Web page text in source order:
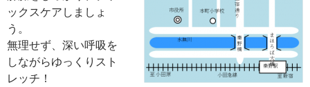
ックスケアしましょ
う。
無理せず、深い呼吸を
しながらゆっくりスト
レッチ！